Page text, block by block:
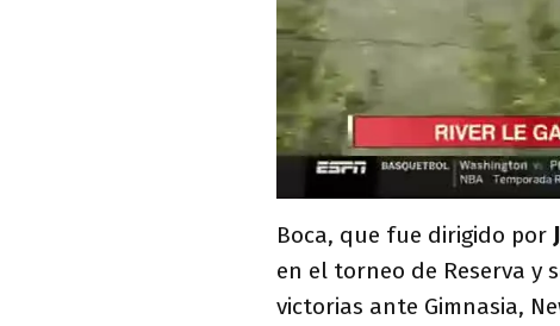
Boca, que fue dirigido por
en el torneo de Reserva y
victorias ante Gimnasia,